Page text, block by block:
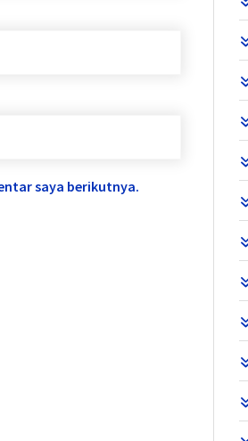
saya berikutnya.